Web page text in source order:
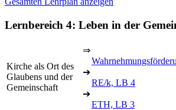
Lernbereich 4: Leben in der
Kirche als Ort des
Glaubens und der
Gemeinschaft
⇒
➔
RE/k, LB 4
➔
ETH, LB 3